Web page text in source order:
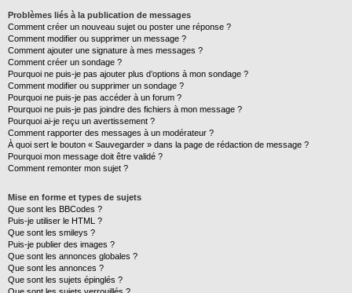
Problèmes liés à la publication de messages
Comment créer un nouveau sujet ou poster une réponse ?
Comment modifier ou supprimer un message ?
Comment ajouter une signature à mes messages ?
Comment créer un sondage ?
Pourquoi ne puis-je pas ajouter plus d’options à mon sondage ?
Comment modifier ou supprimer un sondage ?
Pourquoi ne puis-je pas accéder à un forum ?
Pourquoi ne puis-je pas joindre des fichiers à mon message ?
Pourquoi ai-je reçu un avertissement ?
Comment rapporter des messages à un modérateur ?
À quoi sert le bouton « Sauvegarder » dans la page de rédaction de message ?
Pourquoi mon message doit être validé ?
Comment remonter mon sujet ?
Mise en forme et types de sujets
Que sont les BBCodes ?
Puis-je utiliser le HTML ?
Que sont les smileys ?
Puis-je publier des images ?
Que sont les annonces globales ?
Que sont les annonces ?
Que sont les sujets épinglés ?